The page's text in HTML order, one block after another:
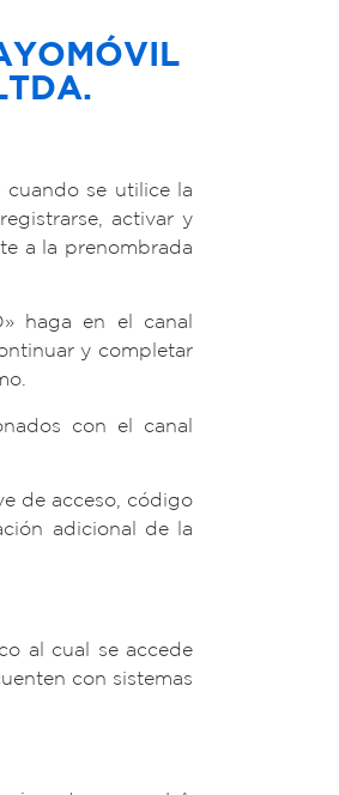
se utilice la
activar y
a la prenombrada
haga en el canal
y completar
con el canal
de acceso, código
adicional de la
al cual se accede
con sistemas